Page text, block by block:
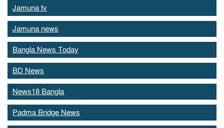
Jamuna tv
Jamuna news
Bangla News Today
BD News
News18 Bangla
Padma Bridge News